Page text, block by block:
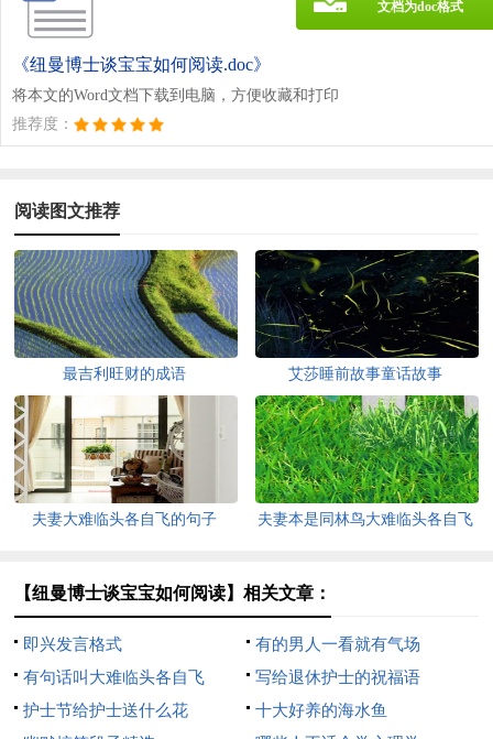
《纽曼博士谈宝宝如何阅读.doc》
将本文的Word文档下载到电脑，方便收藏和打印
推荐度：
文档为doc格式
阅读图文推荐
最吉利旺财的成语 艾莎睡前故事童话故事
夫妻大难临头各自飞的句子 夫妻本是同林鸟大难临头各自飞
【纽曼博士谈宝宝如何阅读】相关文章：
即兴发言格式
有的男人一看就有气场
有句话叫大难临头各自飞
写给退休护士的祝福语
护士节给护士送什么花
十大好养的海水鱼